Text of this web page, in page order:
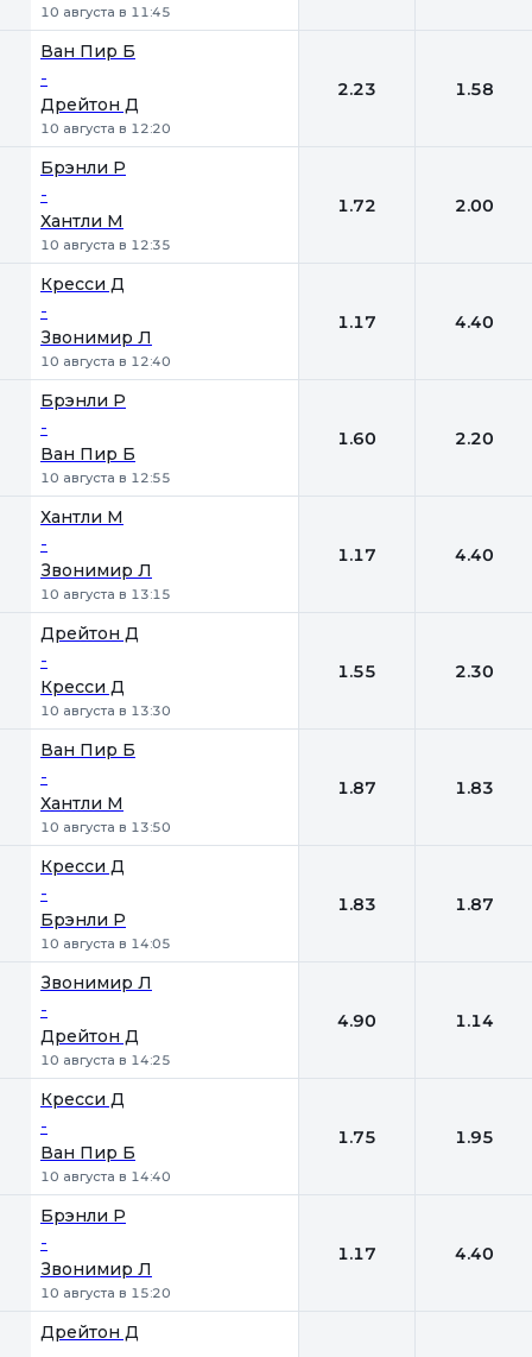
10 августа в 11:45
Ван Пир Б
-
Дрейтон Д
10 августа в 12:20
2.23 1.58
Брэнли Р
-
Хантли М
10 августа в 12:35
1.72 2.00
Кресси Д
-
Звонимир Л
10 августа в 12:40
1.17 4.40
Брэнли Р
-
Ван Пир Б
10 августа в 12:55
1.60 2.20
Хантли М
-
Звонимир Л
10 августа в 13:15
1.17 4.40
Дрейтон Д
-
Кресси Д
10 августа в 13:30
1.55 2.30
Ван Пир Б
-
Хантли М
10 августа в 13:50
1.87 1.83
Кресси Д
-
Брэнли Р
10 августа в 14:05
1.83 1.87
Звонимир Л
-
Дрейтон Д
10 августа в 14:25
4.90 1.14
Кресси Д
-
Ван Пир Б
10 августа в 14:40
1.75 1.95
Брэнли Р
-
Звонимир Л
10 августа в 15:20
1.17 4.40
Дрейтон Д